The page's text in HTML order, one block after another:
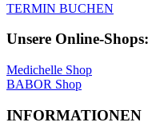
TERMIN BUCHEN
Unsere Online-Shops:
Medichelle Shop
BABOR Shop
INFORMATIONEN